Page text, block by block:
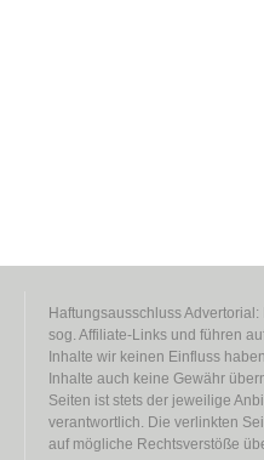
Haftungsausschluss
sog. Affiliate-Links und führen
Inhalte wir keinen Einfluss
Inhalte auch keine Gewähr
Seiten ist stets der jeweilige
verantwortlich. Die verlinkten
auf mögliche Rechtsverstöße